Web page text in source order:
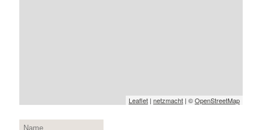
Leaflet| netzmacht| ©OpenStreetMap